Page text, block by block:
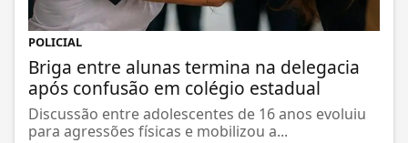
POLICIAL
Briga entre alunas termina na delegacia
após confusão em colégio estadual
Discussão entre adolescentes de 16 anos evoluiu
para agressões físicas e mobilizou a...